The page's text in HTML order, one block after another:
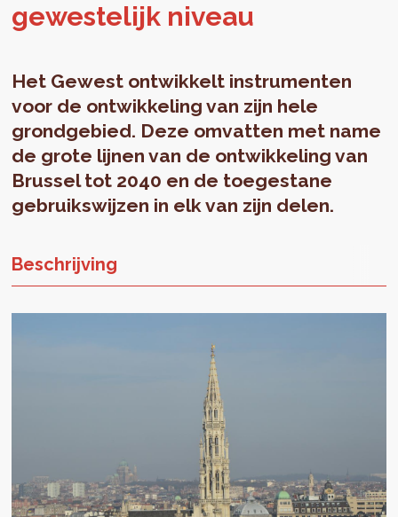
ge­wes­te­lijk ni­veau
Het Gewest ontwikkelt instrumenten
voor de ontwikkeling van zijn hele
grondgebied. Deze omvatten met name
de grote lijnen van de ontwikkeling van
Brussel tot 2040 en de toegestane
gebruikswijzen in elk van zijn delen.
Beschrijving